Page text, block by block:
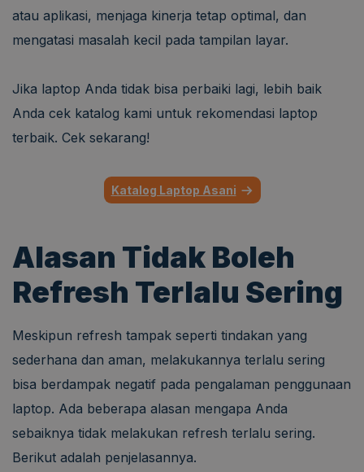
atau aplikasi, menjaga kinerja tetap optimal, dan
mengatasi masalah kecil pada tampilan layar.
Jika laptop Anda tidak bisa perbaiki lagi, lebih baik
Anda cek katalog kami untuk rekomendasi laptop
terbaik. Cek sekarang!
Katalog Laptop Asani
Alasan Tidak Boleh
Refresh Terlalu Sering
Meskipun refresh tampak seperti tindakan yang
sederhana dan aman, melakukannya terlalu sering
bisa berdampak negatif pada pengalaman penggunaan
laptop. Ada beberapa alasan mengapa Anda
sebaiknya tidak melakukan refresh terlalu sering.
Berikut adalah penjelasannya.